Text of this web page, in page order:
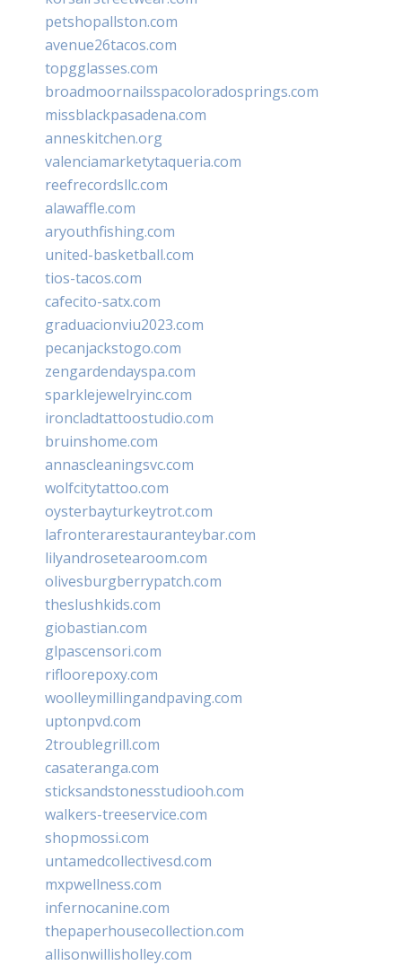
petshopallston.com
avenue26tacos.com
topgglasses.com
broadmoornailsspacoloradosprings.com
missblackpasadena.com
anneskitchen.org
valenciamarketytaqueria.com
reefrecordsllc.com
alawaffle.com
aryouthfishing.com
united-basketball.com
tios-tacos.com
cafecito-satx.com
graduacionviu2023.com
pecanjackstogo.com
zengardendayspa.com
sparklejewelryinc.com
ironcladtattoostudio.com
bruinshome.com
annascleaningsvc.com
wolfcitytattoo.com
oysterbayturkeytrot.com
lafronterarestauranteybar.com
lilyandrosetearoom.com
olivesburgberrypatch.com
theslushkids.com
giobastian.com
glpascensori.com
rifloorepoxy.com
woolleymillingandpaving.com
uptonpvd.com
2troublegrill.com
casateranga.com
sticksandstonesstudiooh.com
walkers-treeservice.com
shopmossi.com
untamedcollectivesd.com
mxpwellness.com
infernocanine.com
thepaperhousecollection.com
allisonwillisholley.com